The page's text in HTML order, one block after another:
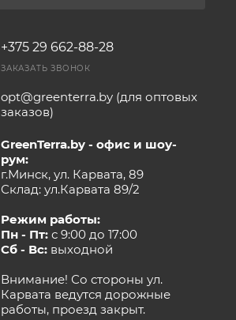
+375 29 662-88-28
ЗАКАЗАТЬ ЗВОНОК
opt@greenterra.by (для оптовых
заказов)
GreenTerra.by - офис и шоу-
рум:
г.Минск, ул. Карвата, 89
Склад: ул.Карвата 89/2
Режим работы:
Пн - Пт:с 9:00 до 17:00
Сб - Вс:выходной
Внимание! Со стороны ул.
Карвата ведутся дорожные
работы, проезд закрыт.